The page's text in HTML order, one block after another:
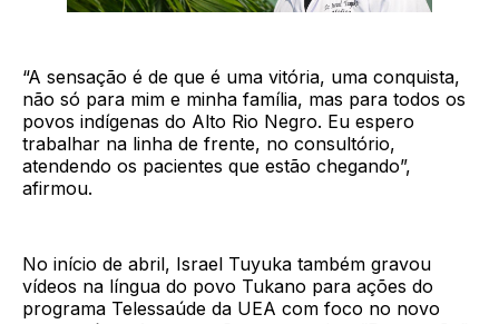
“A sensação é de que é uma vitória, uma conquista,
não só para mim e minha família, mas para todos os
povos indígenas do Alto Rio Negro. Eu espero
trabalhar na linha de frente, no consultório,
atendendo os pacientes que estão chegando”,
afirmou.
No início de abril, Israel Tuyuka também gravou
vídeos na língua do povo Tukano para ações do
programa Telessaúde da UEA com foco no novo